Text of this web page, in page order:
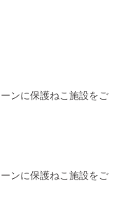
お召し
約
海外品
として
は小
るみ、
バナ
ンに保護ねこ施設をご
ンに保護ねこ施設をご